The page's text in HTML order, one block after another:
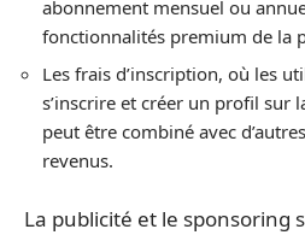
abonnement mensuel ou
fonctionnalités premium de la
Les frais d’inscription, où les
s’inscrire et créer un profil sur
peut être combiné avec
revenus.
La publicité et le sponsoring